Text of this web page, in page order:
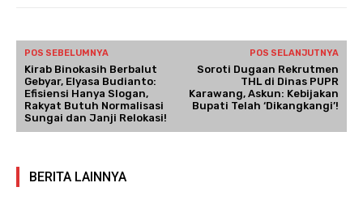
POS SEBELUMNYA
Kirab Binokasih Berbalut
Gebyar, Elyasa Budianto:
Efisiensi Hanya Slogan,
Rakyat Butuh Normalisasi
Sungai dan Janji Relokasi!
POS SELANJUTNYA
Soroti Dugaan Rekrutmen
THL di Dinas PUPR
Karawang, Askun: Kebijakan
Bupati Telah ‘Dikangkangi’!
BERITA LAINNYA